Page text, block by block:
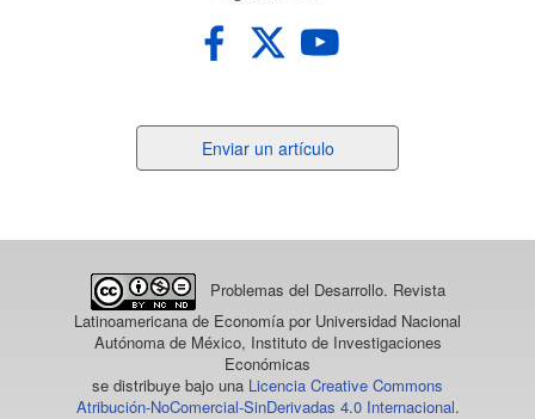
un
Enviar un artículo
Problemas del Desarrollo. Revista
Latinoamericana de Economía por Universidad Nacional
Autónoma de México, Instituto de Investigaciones
Económicas
se distribuye bajo una Licencia Creative Commons
Atribución-NoComercial-SinDerivadas 4.0 Internacional.